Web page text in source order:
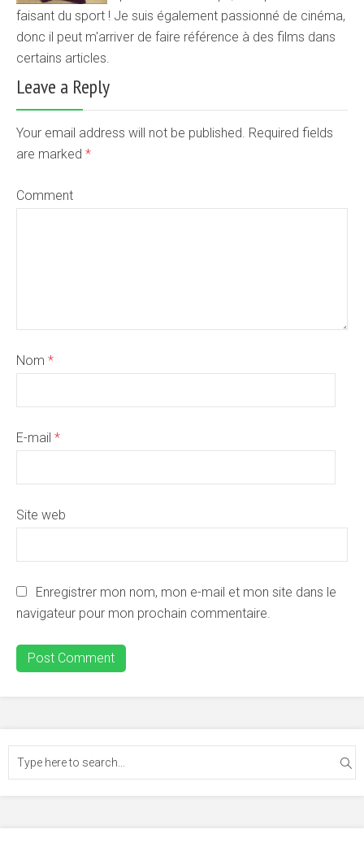
faisant du sport ! Je suis également passionné de cinéma,
donc il peut m'arriver de faire référence à des films dans
certains articles.
Leave a Reply
Your email address will not be published. Required fields
are marked *
Comment
Nom *
E-mail *
Site web
Enregistrer mon nom, mon e-mail et mon site dans le
navigateur pour mon prochain commentaire.